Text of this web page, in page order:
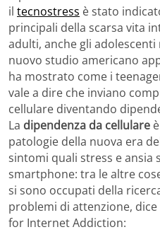
il tecnostress è stato
principali della scarsa vita
adulti, anche gli
nuovo studio americano
ha mostrato come i
vale a dire che inviano
cellulare diventando
La dipendenza da cellulare
patologie della nuova era
sintomi quali stress e ansia
smartphone: tra le altre
si sono occupati della
problemi di attenzione,
for Internet Addiction: